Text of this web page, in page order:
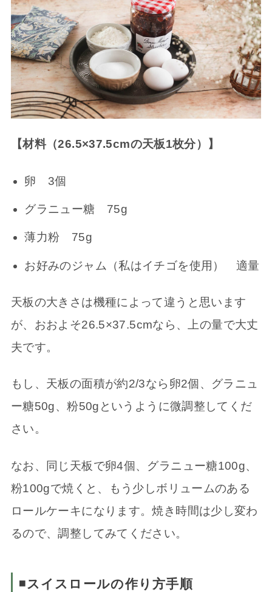
【材料（26.5×37.5cmの天板1枚分）】
卵 3個
グラニュー糖 75g
薄力粉 75g
お好みのジャム（私はイチゴを使用） 適量
天板の大きさは機種によって違うと思います
が、おおよそ26.5×37.5cmなら、上の量で大丈
夫です。
もし、天板の面積が約2/3なら卵2個、グラニュ
ー糖50g、粉50gというように微調整してくだ
さい。
なお、同じ天板で卵4個、グラニュー糖100g、
粉100gで焼くと、もう少しボリュームのある
ロールケーキになります。焼き時間は少し変わ
るので、調整してみてください。
◾️スイスロールの作り方手順